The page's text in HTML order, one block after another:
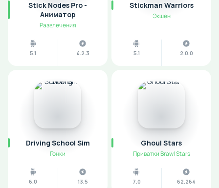
Stick Nodes Pro -
Аниматор
Развлечения
5.1 4.2.3
Stickman Warriors
Экшен
5.1 2.0.0
Driving School Sim
Гонки
6.0 13.5
Ghoul Stars
Приватки Brawl Stars
7.0 62.264